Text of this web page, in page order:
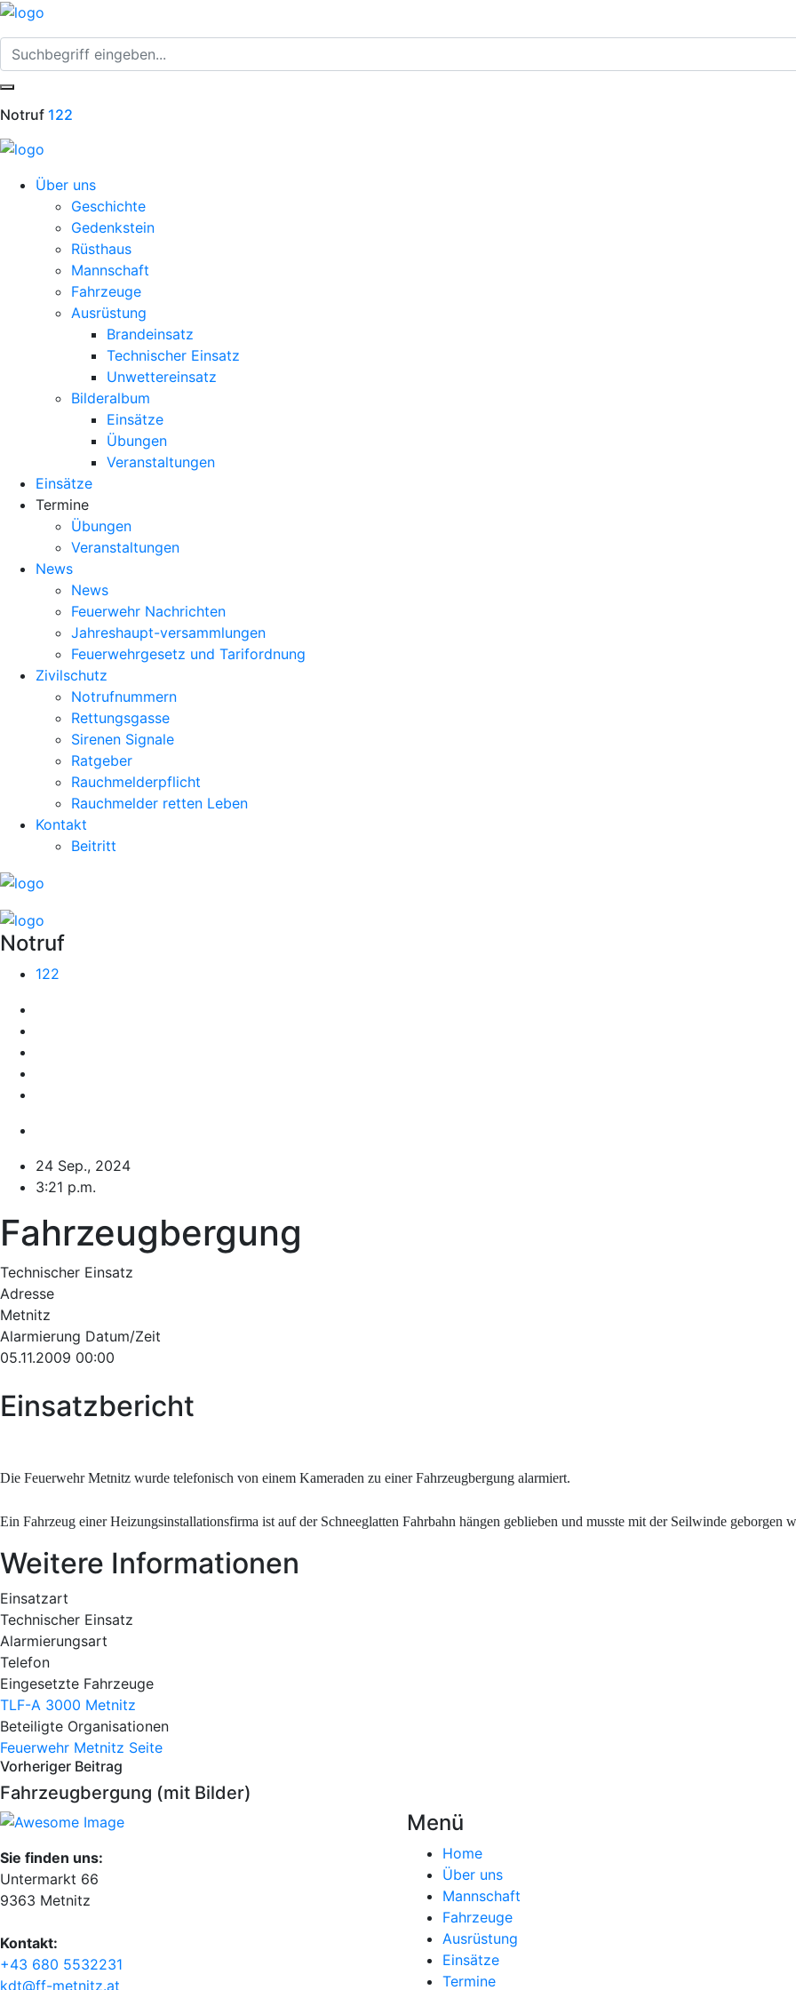
Notruf 122
Über uns
Geschichte
Gedenkstein
Rüsthaus
Mannschaft
Fahrzeuge
Ausrüstung
Brandeinsatz
Technischer Einsatz
Unwettereinsatz
Bilderalbum
Einsätze
Übungen
Veranstaltungen
Einsätze
Termine
Übungen
Veranstaltungen
News
News
Feuerwehr Nachrichten
Jahreshaupt-versammlungen
Feuerwehrgesetz und Tarifordnung
Zivilschutz
Notrufnummern
Rettungsgasse
Sirenen Signale
Ratgeber
Rauchmelderpflicht
Rauchmelder retten Leben
Kontakt
Beitritt
Notruf
122
24 Sep., 2024
3:21 p.m.
Fahrzeugbergung
Technischer Einsatz
Adresse
Metnitz
Alarmierung Datum/Zeit
05.11.2009 00:00
Einsatzbericht
Die Feuerwehr Metnitz wurde telefonisch von einem Kameraden zu einer Fahrzeugbergung alarmiert.
Ein Fahrzeug einer Heizungsinstallationsfirma ist auf der Schneeglatten Fahrbahn hängen geblieben und musste mit der Seilwinde geborgen
Weitere Informationen
Einsatzart
Technischer Einsatz
Alarmierungsart
Telefon
Eingesetzte Fahrzeuge
TLF-A 3000 Metnitz
Beteiligte Organisationen
Feuerwehr Metnitz Seite
Vorheriger Beitrag
Fahrzeugbergung (mit Bilder)
Sie finden uns:
Untermarkt 66
9363 Metnitz
Kontakt:
+43 680 5532231
kdt@ff-metnitz.at
Menü
Home
Über uns
Mannschaft
Fahrzeuge
Ausrüstung
Einsätze
Termine